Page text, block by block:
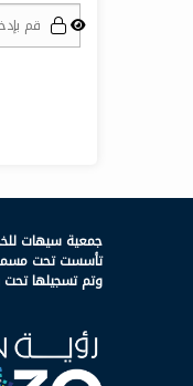
جمعية سيهات
تأسست تحت مسمى صندوق
وتم تسجيلها تحت رقم 6 بتاريخ 16 / 11 /